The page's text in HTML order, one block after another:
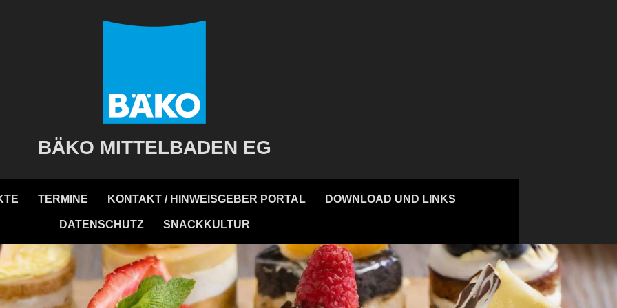
BÄKO MITTELBADEN EG
TERMINE KONTAKT / HINWEISGEBER PORTAL DOWNLOAD UND LINKS
DATENSCHUTZ SNACKKULTUR